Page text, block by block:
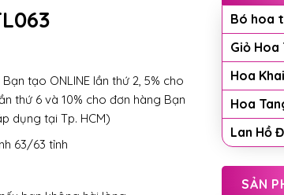
Bó hoa
Giỏ Hoa
Hoa
Hoa
Lan Hồ
SẢN
tạo ONLINE lần thứ 2, 5% cho
thứ 6 và 10% cho đơn hàng Bạn
dụng tại Tp. HCM)
63/63 tỉnh